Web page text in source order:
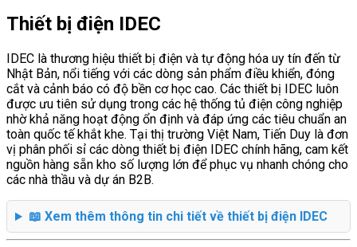
Thiết bị điện IDEC
IDEC là thương hiệu thiết bị điện và tự động hóa uy tín đến từ
Nhật Bản, nổi tiếng với các dòng sản phẩm điều khiển, đóng
cắt và cảnh báo có độ bền cơ học cao. Các thiết bị IDEC luôn
được ưu tiên sử dụng trong các hệ thống tủ điện công nghiệp
nhờ khả năng hoạt động ổn định và đáp ứng các tiêu chuẩn an
toàn quốc tế khắt khe. Tại thị trường Việt Nam, Tiến Duy là đơn
vị phân phối sỉ các dòng thiết bị điện IDEC chính hãng, cam kết
nguồn hàng sẵn kho số lượng lớn để phục vụ nhanh chóng cho
các nhà thầu và dự án B2B.
📖 Xem thêm thông tin chi tiết về thiết bị điện IDEC